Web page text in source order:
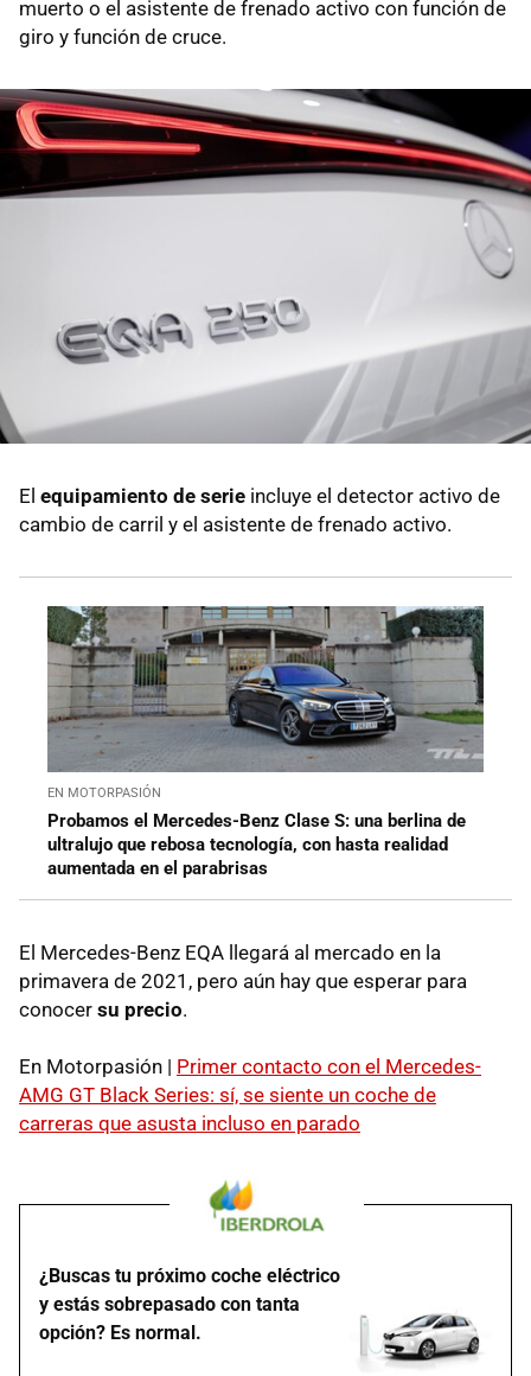
muerto o el asistente de frenado activo con función de
giro y función de cruce.
El equipamiento de serie incluye el detector activo de
cambio de carril y el asistente de frenado activo.
EN MOTORPASIÓN
Probamos el Mercedes-Benz Clase S: una berlina de
ultralujo que rebosa tecnología, con hasta realidad
aumentada en el parabrisas
El Mercedes-Benz EQA llegará al mercado en la
primavera de 2021, pero aún hay que esperar para
conocer su precio.
En Motorpasión | Primer contacto con el Mercedes-
AMG GT Black Series: sí, se siente un coche de
carreras que asusta incluso en parado
¿Buscas tu próximo coche eléctrico
y estás sobrepasado con tanta
opción? Es normal.